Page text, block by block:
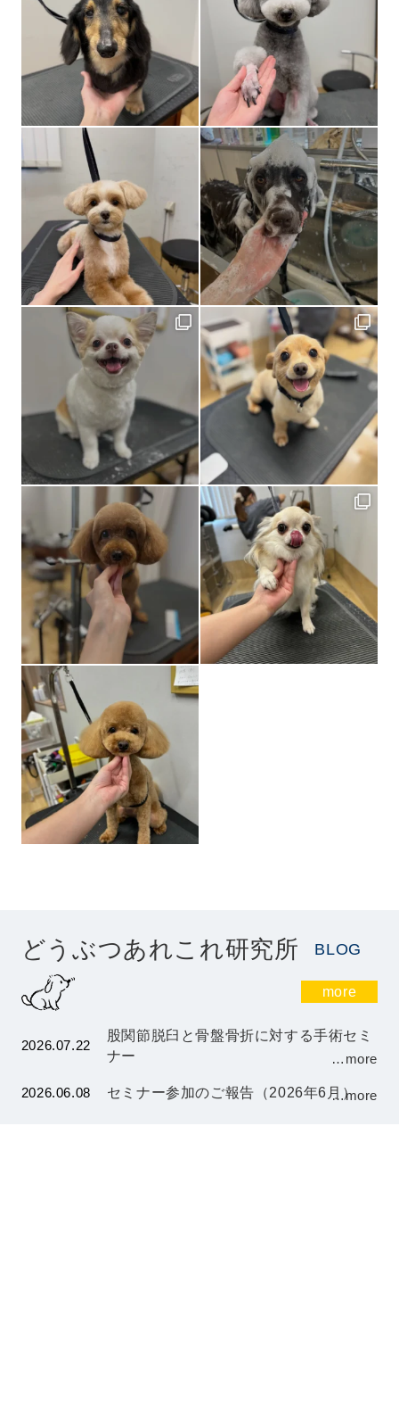
どうぶつあれこれ研究所 BLOG
more
2026.07.22
股関節脱臼と骨盤骨折に対する手術セミ
ナー
…more
2026.06.08 セミナー参加のご報告（2026年6月）
…more